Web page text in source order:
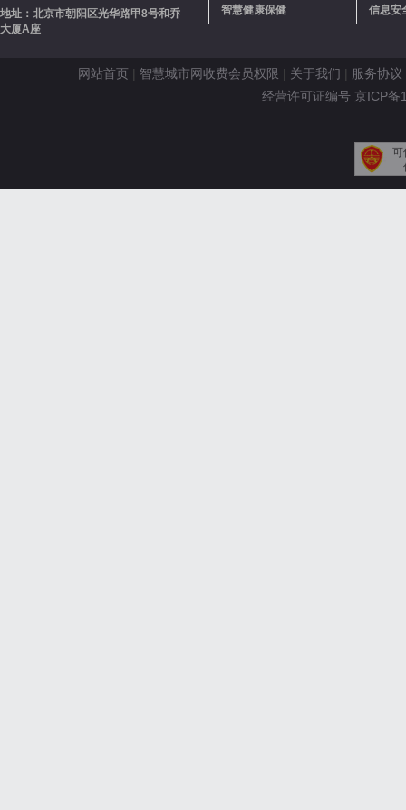
地址：北京市朝阳区光华路甲8号和乔
大厦A座
智慧健康保健 信息安
网站首页 | 智慧城市网收费会员权限 | 关于我们 | 服务协议
经营许可证编号 京ICP
可